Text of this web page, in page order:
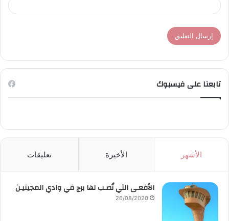
تابعنا على فيسبوك
الأشهر الأخيرة تعليقات
الأفعـى التي نُصـب لها برج في وادي المجينيـن
26/08/2020